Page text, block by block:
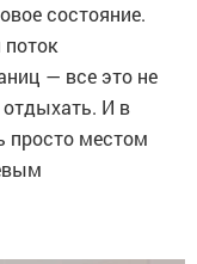
состояние.
— все это не
отдыхать. И в
просто местом